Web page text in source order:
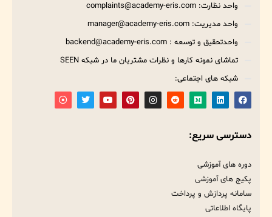
واحد نظارت: complaints@academy-eris.com
واحد مدیریت: manager@academy-eris.com
واحدتحقیق و توسعه : backend@academy-eris.com
تماشای نمونه کارها و نظرات مشتریان ما در شبکه SEEN
شبکه های اجتماعی:
دسترسی سریع:
دوره های آموزشی
پکیج های آموزشی
سامانه پردازش و پرداخت
پایگاه اطلاعاتی